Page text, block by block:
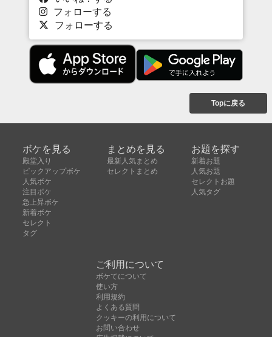
フォローする
フォローする
Topに戻る
ボケを見る
殿堂入り
ピックアップボケ
人気ボケ
注目ボケ
急上昇ボケ
新着ボケ
セレクト
タグ
まとめを見る
最新人気まとめ
セレクトまとめ
お題を探す
新着お題
人気お題
セレクトお題
人気タグ
ご利用について
ボケてについて
使い方
利用規約
よくある質問
クッキーの利用について
お問い合わせ